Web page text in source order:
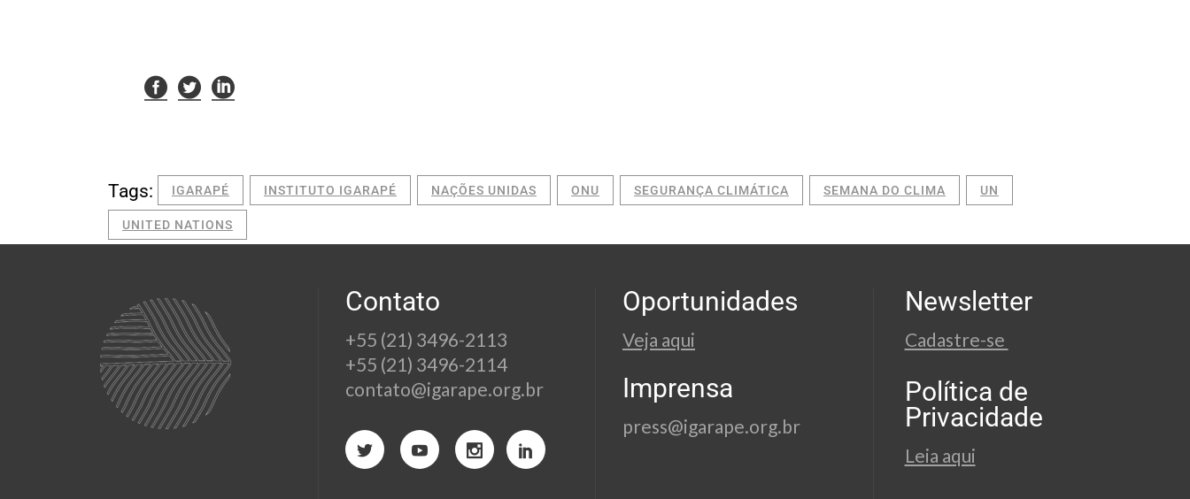
Tags: IGARAPÉ INSTITUTO IGARAPÉ NAÇÕES UNIDAS ONU SEGURANÇA CLIMÁTICA SEMANA DO CLIMA UN
UNITED NATIONS
Contato
+55 (21) 3496-2113
+55 (21) 3496-2114
contato@igarape.org.br
Oportunidades
Veja aqui
Imprensa
press@igarape.org.br
Newsletter
Cadastre-se
Política de
Privacidade
Leia aqui